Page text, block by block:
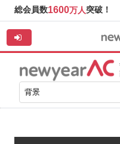
総会員数1600万人突破！